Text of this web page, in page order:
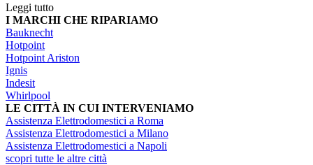
Leggi tutto
I MARCHI CHE RIPARIAMO
Bauknecht
Hotpoint
Hotpoint Ariston
Ignis
Indesit
Whirlpool
LE CITTÀ IN CUI INTERVENIAMO
Assistenza Elettrodomestici a Roma
Assistenza Elettrodomestici a Milano
Assistenza Elettrodomestici a Napoli
scopri tutte le altre città